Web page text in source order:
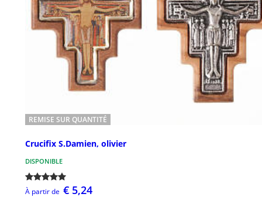
REMISE SUR QUANTITÉ
Crucifix S.Damien, olivier
DISPONIBLE
À partir de € 5,24